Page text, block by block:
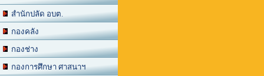
สำนักปลัด อบต.
กองคลัง
กองช่าง
กองการศึกษา ศาสนาฯ